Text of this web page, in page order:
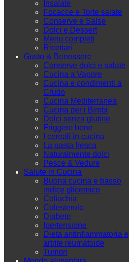
Insalate
Focacce e Torte salate
Conserve e Salse
Dolci e Dessert
Menu completi
Ricettari
Gusto & Benessere
Conserve dolci e salate
Cucina a Vapore
Cucina e condimenti a
Crudo
Cucina Mediterranea
Cucina per i Bimbi
Dolci senza glutine
Friggere bene
I cereali in cucina
La pasta fresca
Naturalmente dolci
Pesce & Vedure
Salute in Cucina
Buona cucina e basso
indice glicemico
Celiachia
Colesterolo
Diabete
Ipertensione
Dieta antinfiammatoria e
artrite reumatoide
Tumori